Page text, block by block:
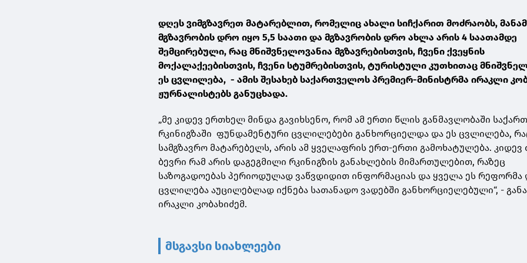
დღეს ვიმგზავრეთ მატარებლით, რომელიც ახალი სიჩქარით მოძრაობს,
მგზავრობის დრო იყო 5,5 საათი და მგზავრობის დრო ახლა არის 4 საათამდე
შემცირებული, რაც მნიშვნელოვანია მგზავრებისთვის, ჩვენი ქვეყნის
მოქალაქეებისთვის, ჩვენი სტუმრებისთვის, ტურისტული კუთხითაც
ეს ცვლილება, - ამის შესახებ საქართველოს პრემიერ-მინისტრმა ირაკლი
ჟურნალისტებს განუცხადა.
„მე კიდევ ერთხელ მინდა გავიხსენო, რომ ამ ერთი წლის განმავლობაში
რკინიგზაში ფუნდამენტური ცვლილებები განხორციელდა და ეს ცვლილება,
სამგზავრო მატარებელს, არის ამ ყველაფრის ერთ-ერთი გამოხატულება. კიდევ
ბევრი რამ არის დაგეგმილი რკინიგზის განახლების მიმართულებით, რაზეც
საზოგადოებას პერიოდულად ვაწვდიდით ინფორმაციას და ყველა ეს რეფორმა
ცვლილება აუცილებლად იქნება სათანადო ვადებში განხორციელებული“, -
ირაკლი კობახიძემ.
მსგავსი სიახლეები